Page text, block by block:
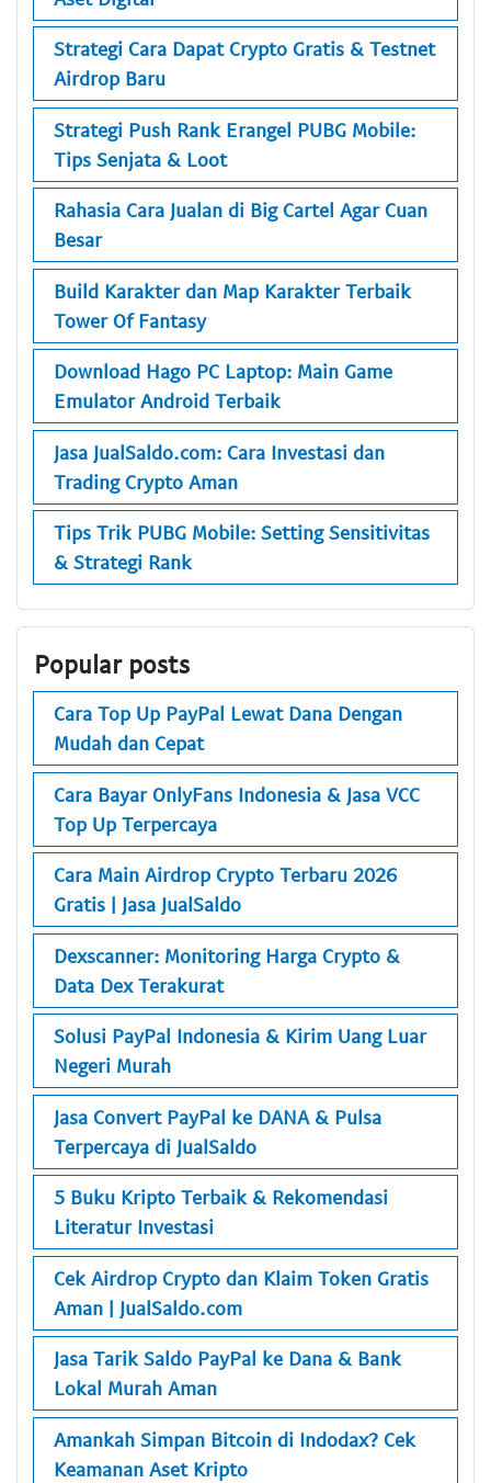
Strategi Cara Dapat Crypto Gratis & Testnet
Airdrop Baru
Strategi Push Rank Erangel PUBG Mobile:
Tips Senjata & Loot
Rahasia Cara Jualan di Big Cartel Agar Cuan
Besar
Build Karakter dan Map Karakter Terbaik
Tower Of Fantasy
Download Hago PC Laptop: Main Game
Emulator Android Terbaik
Jasa JualSaldo.com: Cara Investasi dan
Trading Crypto Aman
Tips Trik PUBG Mobile: Setting Sensitivitas
& Strategi Rank
Popular posts
Cara Top Up PayPal Lewat Dana Dengan
Mudah dan Cepat
Cara Bayar OnlyFans Indonesia & Jasa VCC
Top Up Terpercaya
Cara Main Airdrop Crypto Terbaru 2026
Gratis | Jasa JualSaldo
Dexscanner: Monitoring Harga Crypto &
Data Dex Terakurat
Solusi PayPal Indonesia & Kirim Uang Luar
Negeri Murah
Jasa Convert PayPal ke DANA & Pulsa
Terpercaya di JualSaldo
5 Buku Kripto Terbaik & Rekomendasi
Literatur Investasi
Cek Airdrop Crypto dan Klaim Token Gratis
Aman | JualSaldo.com
Jasa Tarik Saldo PayPal ke Dana & Bank
Lokal Murah Aman
Amankah Simpan Bitcoin di Indodax? Cek
Keamanan Aset Kripto